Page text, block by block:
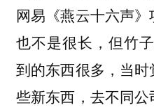
网易《燕云十六声
也不是很长，但竹
到的东西很多，当
些新东西，去不同